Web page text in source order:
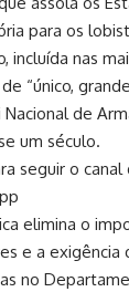
para os
incluída nas
“único,
de
um século.
seguir o
elimina o
e a exigência
no